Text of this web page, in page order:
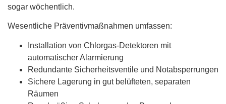
sogar wöchentlich.
Wesentliche Präventivmaßnahmen umfassen:
Installation von Chlorgas-Detektoren mit
automatischer Alarmierung
Redundante Sicherheitsventile und Notabsperrungen
Sichere Lagerung in gut belüfteten, separaten
Räumen